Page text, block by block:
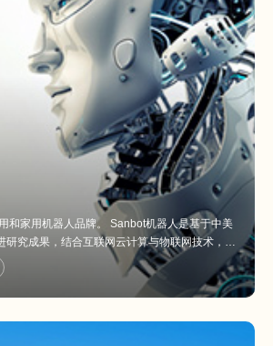
和家用机器人品牌。 Sanbot机器人是基于中美
研究成果，结合互联网云计算与物联网技术，通
机交互体验，满足在家庭和不同商业场景下提供
型机器人 。